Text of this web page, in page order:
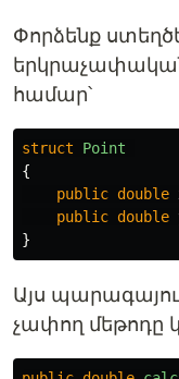
Փորձենք
երկրաչափական
համար՝
struct
Point
{
public double
public double
}
Այս
չափող մեթոդը